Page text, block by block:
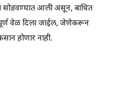
सोडवण्यात आली असून, बाधित
पूर्ण वेळ दिला जाईल, जेणेकरून
होणार नाही.